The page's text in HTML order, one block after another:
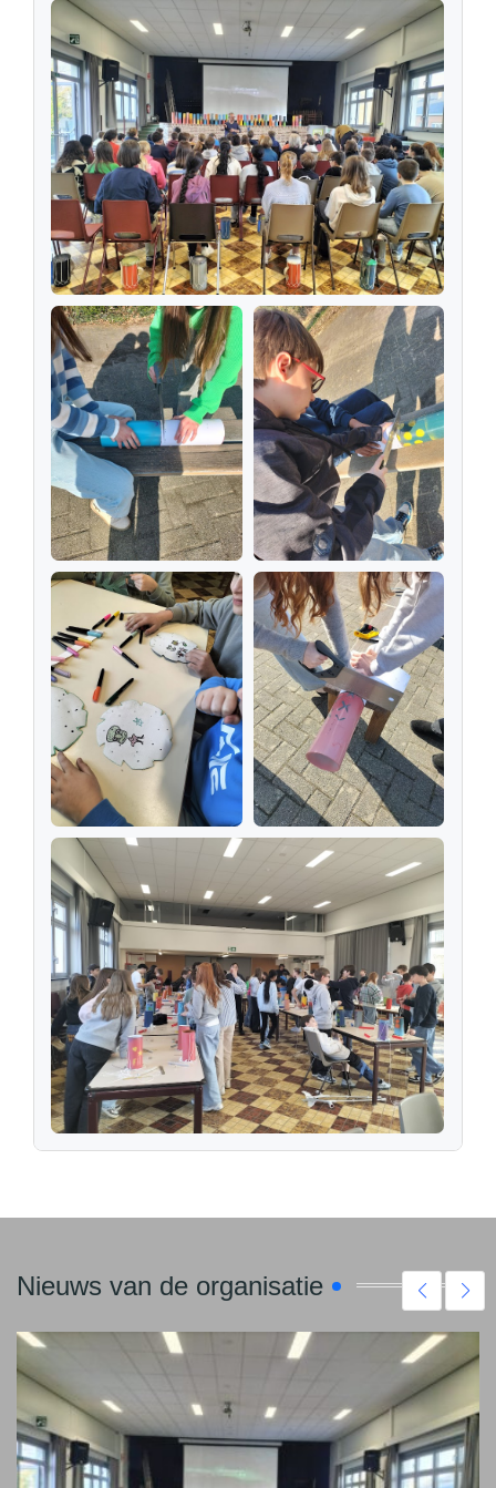
Nieuws van de organisatie